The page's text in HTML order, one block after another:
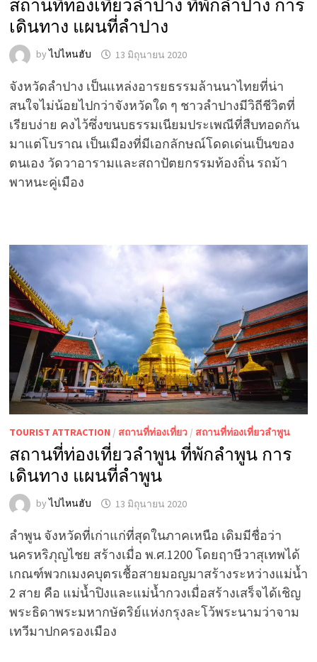
สถานที่ท่องเที่ยวลำปาง ที่พักลำปาง การ
เดินทาง แผนที่ลำปาง
byไปไหนฮับ 13 มิถุนายน 2020
จังหวัดลำปาง เป็นแหล่งอารยธรรมล้านนาไทยที่น่า
สนใจไม่น้อยไปกว่าจังหวัดใด ๆ ชาวลำปางมีวิถีชีวิตที่
เรียบง่าย คงไว้ซึ่งขนบธรรมเนียมประเพณีที่สืบทอดกัน
มาแต่โบราณ เป็นเมืองที่มีเอกลักษณ์โดดเด่นเป็นของ
ตนเอง วัดวาอารามและสถาปัตยกรรมท้องถิ่น รถม้า
พาหนะคู่เมือง
TOURIST ATTRACTION / สถานที่ท่องเที่ยว/ สถานที่ท่องเที่ยวลำพูน
สถานที่ท่องเที่ยวลำพูน ที่พักลำพูน การ
เดินทาง แผนที่ลำพูน
byไปไหนฮับ 13 มิถุนายน 2020
ลำพูน จังหวัดที่เก่าแก่ที่สุดในภาคเหนือ เดิมมีชื่อว่า
นครหริภุญไชย สร้างเมื่อ พ.ศ.1200 โดยฤาษีวาสุเทพได้
เกณฑ์พวกเมงคบุตรเชื้อสายมอญมาสร้างระหว่างแม่น้ำ
2 สาย คือ แม่น้ำปิงและแม่น้ำกวงเมื่อสร้างเสร็จได้เชิญ
พระธิดาพระมหากษัตริย์แห่งกรุงละโว้พระนามว่าจาม
เทวีมาปกครองเมือง